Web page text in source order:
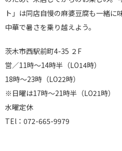
ト」は同店自慢の麻婆豆腐も一緒に
中華で暑さを乗り越えよう。
茨木市西駅前町4-35 ２F
営／11時～14時半（LO14時）
18時～23時（LO22時）
※日曜は17時～21時半（LO21時）
水曜定休
TEl：072-665-9979